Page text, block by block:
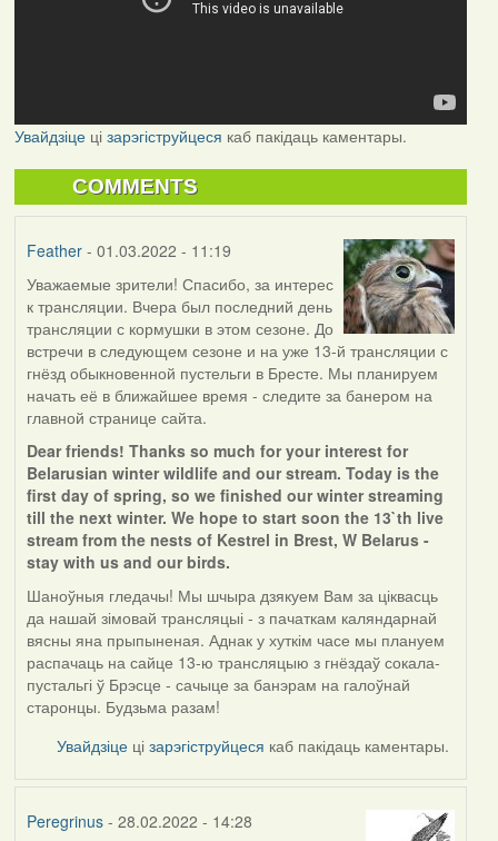
Увайдзіцеці зарэгіструйцеся каб пакідаць каментары.
COMMENTS
Feather- 01.03.2022 - 11:19
Уважаемые зрители! Спасибо, за интерес
к трансляции. Вчера был последний день
трансляции с кормушки в этом сезоне. До
встречи в следующем сезоне и на уже 13-й трансляции с
гнёзд обыкновенной пустельги в Бресте. Мы планируем
начать её в ближайшее время - следите за банером на
главной странице сайта.
Dear friends! Thanks so much for your interest for
Belarusian winter wildlife and our stream. Today is the
first day of spring, so we finished our winter streaming
till the next winter. We hope to start soon the 13`th live
stream from the nests of Kestrel in Brest, W Belarus -
stay with us and our birds.
Шаноўныя гледачы! Мы шчыра дзякуем Вам за ціквасць
да нашай зімовай трансляцыі - з пачаткам каляндарнай
вясны яна прыпыненая. Аднак у хуткім часе мы плануем
распачаць на сайце 13-ю трансляцыю з гнёздаў сокала-
пустальгі ў Брэсце - сачыце за банэрам на галоўнай
старонцы. Будзьма разам!
Увайдзіце цізарэгіструйцеся каб пакідаць каментары.
Peregrinus- 28.02.2022 - 14:28